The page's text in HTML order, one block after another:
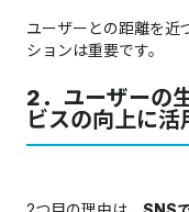
ユーザーとの距離を近
ションは重要です。
2．ユーザーの
ビスの向上に活